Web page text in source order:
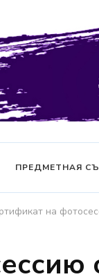
ПРЕДМЕТНАЯ
на